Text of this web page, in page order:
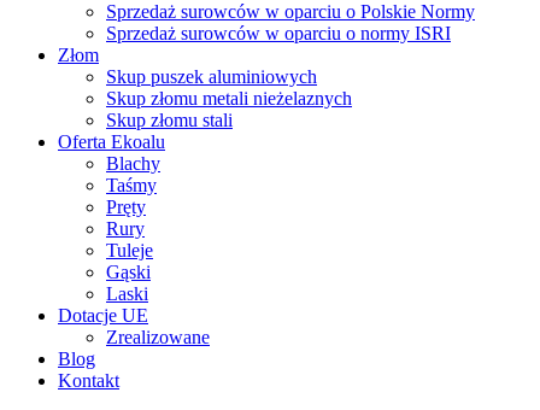
Sprzedaż surowców w oparciu o Polskie Normy
Sprzedaż surowców w oparciu o normy ISRI
Złom
Skup puszek aluminiowych
Skup złomu metali nieżelaznych
Skup złomu stali
Oferta Ekoalu
Blachy
Taśmy
Pręty
Rury
Tuleje
Gąski
Laski
Dotacje UE
Zrealizowane
Blog
Kontakt